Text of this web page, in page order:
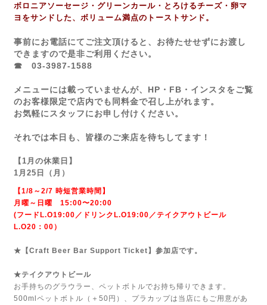
ボロニアソーセージ・グリーンカール・とろけるチーズ・卵マ
ヨをサンドした、ボリューム満点のトーストサンド。
事前にお電話にてご注文頂けると、お待たせせずにお渡し
できますので是非ご利用ください。
☎ 03-3987-1588
メニューには載っていませんが、HP・FB・インスタをご覧
のお客様限定で店内でも同料金で召し上がれます。
お気軽にスタッフにお申し付けください。
それでは本日も、皆様のご来店を待ちしてます！
【1月の休業日】
1月25日（月）
【1/8～2/7 時短営業時間】
月曜～日曜 15:00〜20:00
(フードL.O19:00／ドリンクL.O19:00／テイクアウトビール
L.O20：00）
★【Craft Beer Bar Support Ticket】参加店です。
★テイクアウトビール
お手持ちのグラウラー、ペットボトルでお持ち帰りできます。
500mlペットボトル（＋50円）、プラカップは当店にもご用意があ